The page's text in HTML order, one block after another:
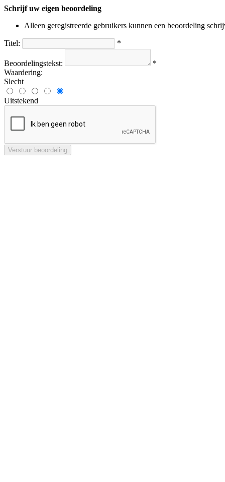
Schrijf uw eigen beoordeling
Alleen geregistreerde gebruikers kunnen een beoordeling
Titel: *
Beoordelingstekst:
*
Waardering:
Slecht
Uitstekend
Verstuur beoordeling